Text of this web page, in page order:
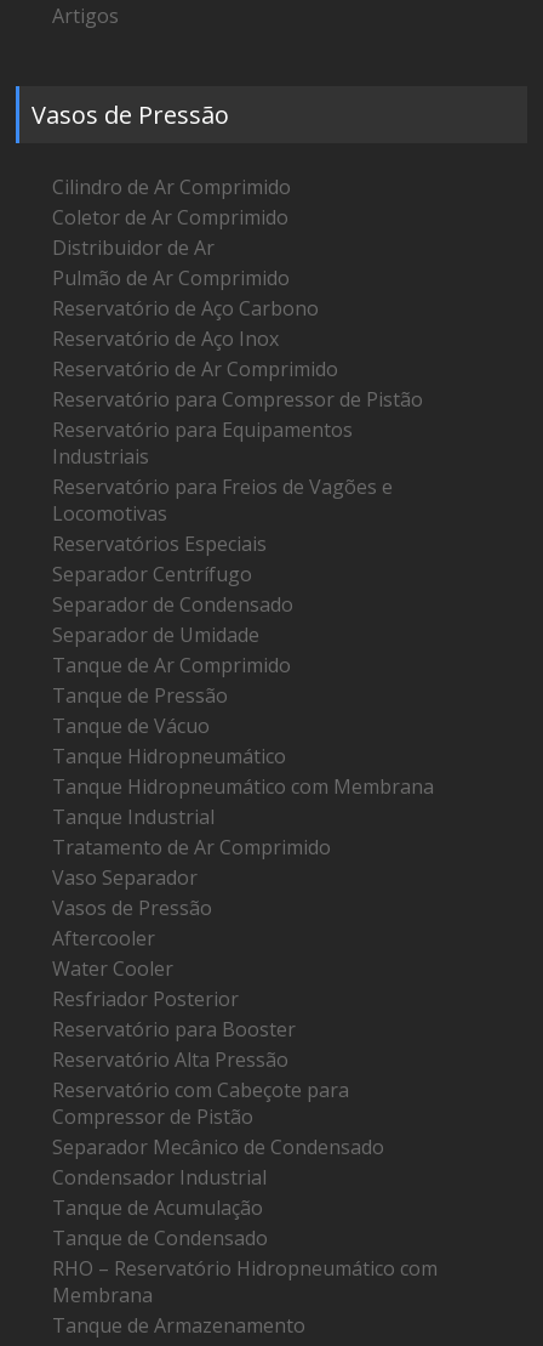
Artigos
Vasos de Pressão
Cilindro de Ar Comprimido
Coletor de Ar Comprimido
Distribuidor de Ar
Pulmão de Ar Comprimido
Reservatório de Aço Carbono
Reservatório de Aço Inox
Reservatório de Ar Comprimido
Reservatório para Compressor de Pistão
Reservatório para Equipamentos
Industriais
Reservatório para Freios de Vagões e
Locomotivas
Reservatórios Especiais
Separador Centrífugo
Separador de Condensado
Separador de Umidade
Tanque de Ar Comprimido
Tanque de Pressão
Tanque de Vácuo
Tanque Hidropneumático
Tanque Hidropneumático com Membrana
Tanque Industrial
Tratamento de Ar Comprimido
Vaso Separador
Vasos de Pressão
Aftercooler
Water Cooler
Resfriador Posterior
Reservatório para Booster
Reservatório Alta Pressão
Reservatório com Cabeçote para
Compressor de Pistão
Separador Mecânico de Condensado
Condensador Industrial
Tanque de Acumulação
Tanque de Condensado
RHO – Reservatório Hidropneumático com
Membrana
Tanque de Armazenamento